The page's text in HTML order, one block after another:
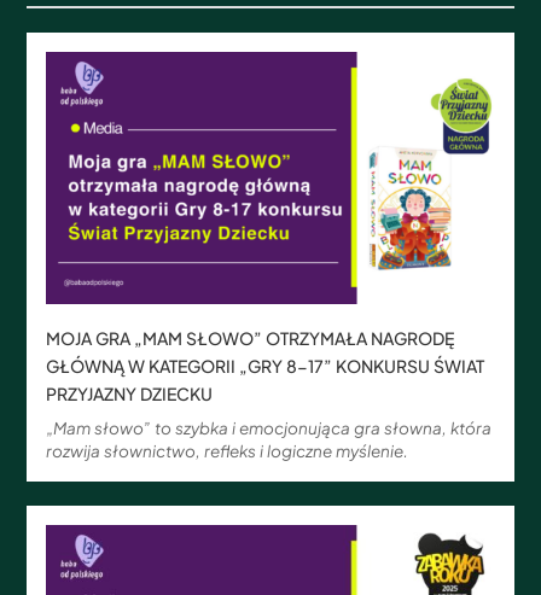
MOJA GRA „MAM SŁOWO” OTRZYMAŁA NAGRODĘ
GŁÓWNĄ W KATEGORII „GRY 8-17” KONKURSU ŚWIAT
PRZYJAZNY DZIECKU
„Mam słowo” to szybka i emocjonująca gra słowna, która
rozwija słownictwo, refleks i logiczne myślenie.